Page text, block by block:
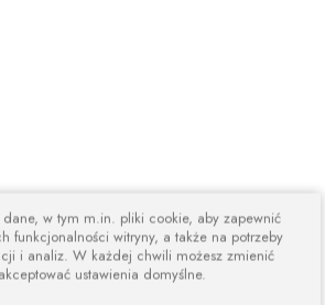
w tym m.in. pliki cookie, aby zapewnić
funkcjonalności witryny, a także na potrzeby
i analiz. W każdej chwili możesz zmienić
ustawienia domyślne.